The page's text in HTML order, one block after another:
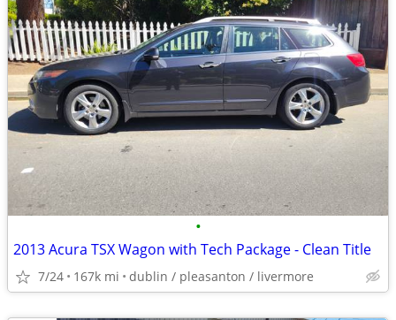
•
2013 Acura TSX Wagon with Tech Package - Clean Title
7/24 167k mi dublin / pleasanton / livermore